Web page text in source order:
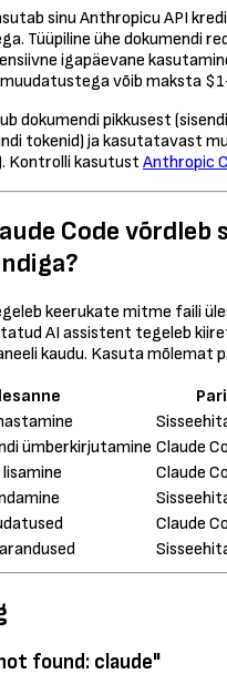
sinu Anthropicu API
Tüüpiline ühe dokumendi
igapäevane
võib maksta
dokumendi pikkusest
tokenid) ja kasutatavast
Kontrolli kasutust Anthropic
Code võrdleb
keerukate mitme faili
AI assistent tegeleb
kaudu. Kasuta mõlemat
ümberkirjutamine Claude
Claude
Claude
found: claude"